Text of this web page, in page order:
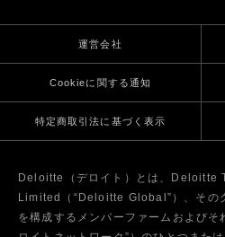
運営会社
Cookieに関する通知
特定商取引法に基づく表示
Deloitte（デロイト）とは、Deloitte
Limited（“Deloitte Global”）、その
を構成するメンバーファームおよびそ